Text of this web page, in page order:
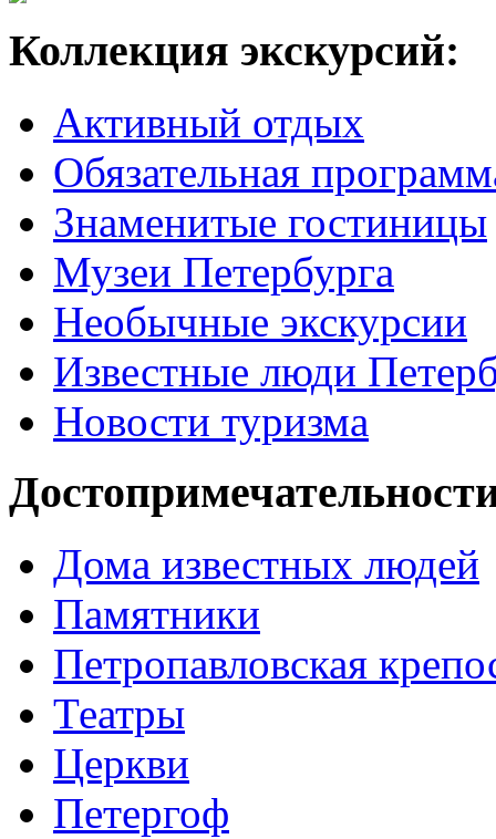
Коллекция экскурсий:
Активный отдых
Обязательная
Знаменитые гостиницы
Музеи Петербурга
Необычные экскурсии
Известные люди
Новости туризма
Дома известных людей
Памятники
Петропавловская
Театры
Церкви
Петергоф